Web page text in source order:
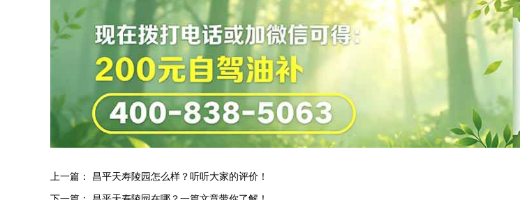
上一篇： 昌平天寿陵园怎么样？听听大家的评价！